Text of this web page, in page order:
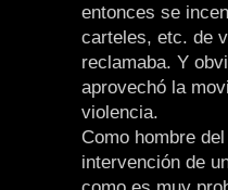
entonces se
carteles, etc. de
reclamaba. Y
aprovechó la
violencia.
Como hombre
intervención de